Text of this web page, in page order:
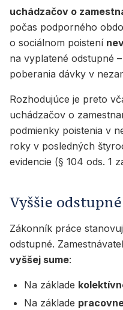
uchádzačov o
počas podporného
o sociálnom poistení
na vyplatené odstupné
poberania dávky v
Rozhodujúce je preto
uchádzačov o
podmienky poistenia v
roky v posledných
evidencie (§ 104 ods. 1
Vyššie
Zákonník práce
odstupné.
vyššej sume:
Na základe
Na základe